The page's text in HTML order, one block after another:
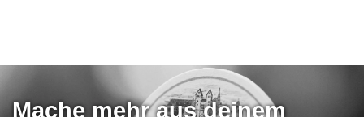
Mache mehr aus deinem